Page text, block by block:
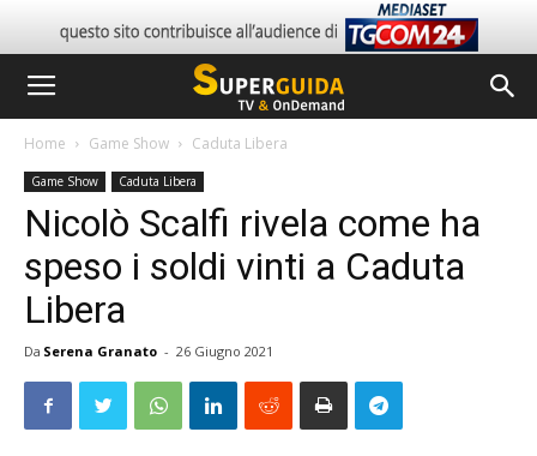
Home Game Show Caduta Libera
Game Show Caduta Libera
Nicolò Scalfi rivela come ha
speso i soldi vinti a Caduta
Libera
Da Serena Granato - 26 Giugno 2021